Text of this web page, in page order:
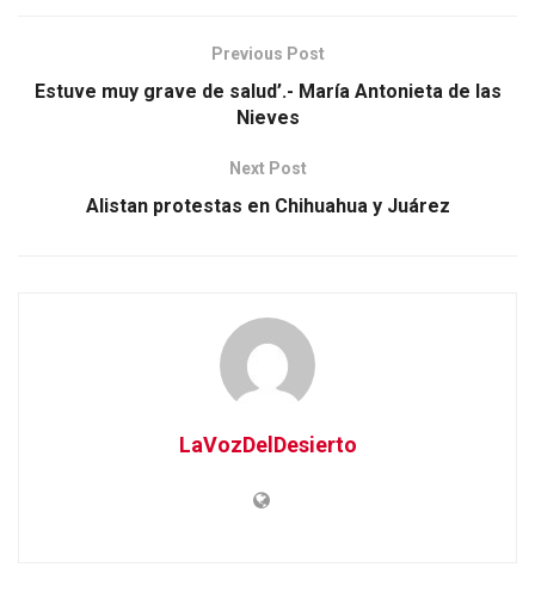
Previous Post
Estuve muy grave de salud’.- María Antonieta de las
Nieves
Next Post
Alistan protestas en Chihuahua y Juárez
LaVozDelDesierto